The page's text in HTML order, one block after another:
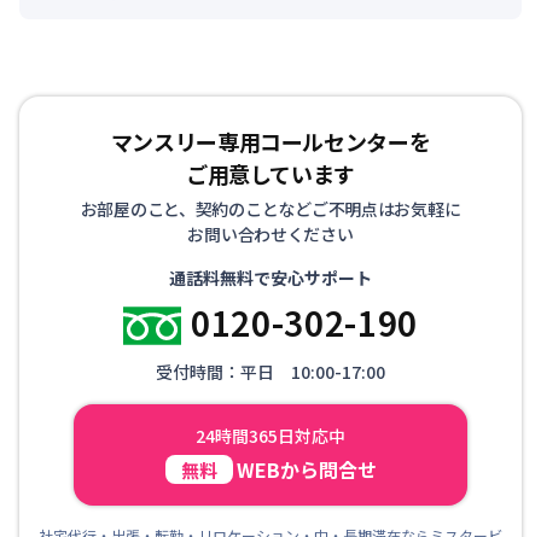
マンスリー専用コールセンターを
ご用意しています
お部屋のこと、契約のことなどご不明点はお気軽に
お問い合わせください
通話料無料で安心サポート
0120-302-190
受付時間：平日 10:00-17:00
24時間365日対応中
無料 WEBから問合せ